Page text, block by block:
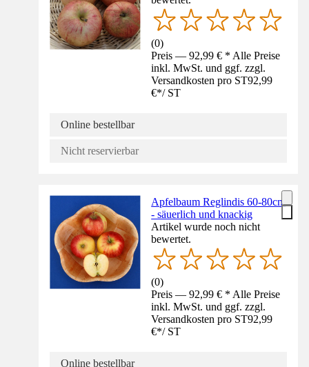
(0)
Preis — 92,99 € * Alle Preise
inkl. MwSt. und ggf. zzgl.
Versandkosten pro ST92,99
€*/ ST
Online bestellbar
Nicht reservierbar
Apfelbaum Reglindis 60-80cm
- säuerlich und knackig
Artikel wurde noch nicht
bewertet.
(0)
Preis — 92,99 € * Alle Preise
inkl. MwSt. und ggf. zzgl.
Versandkosten pro ST92,99
€*/ ST
Online bestellbar